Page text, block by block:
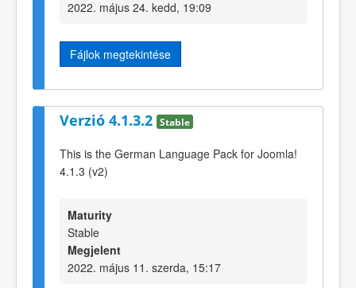
2022. május 24. kedd, 19:09
Fájlok megtekintése
Verzió 4.1.3.2 Stable
This is the German Language Pack for Joomla!
4.1.3 (v2)
Maturity
Stable
Megjelent
2022. május 11. szerda, 15:17